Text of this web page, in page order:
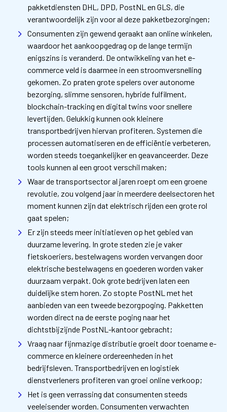
pakketdiensten DHL, DPD, PostNL en GLS, die
verantwoordelijk zijn voor al deze pakketbezorgingen;
Consumenten zijn gewend geraakt aan online winkelen,
waardoor het aankoopgedrag op de lange termijn
enigszins is veranderd. De ontwikkeling van het e-
commerce veld is daarmee in een stroomversnelling
gekomen. Zo praten grote spelers over autonome
bezorging, slimme sensoren, hybride fulfilment,
blockchain-tracking en digital twins voor snellere
levertijden. Gelukkig kunnen ook kleinere
transportbedrijven hiervan profiteren. Systemen die
processen automatiseren en de efficiëntie verbeteren,
worden steeds toegankelijker en geavanceerder. Deze
tools kunnen al een groot verschil maken;
Waar de transportsector al jaren roept om een ​​groene
revolutie, zou volgend jaar in meerdere deelsectoren het
moment kunnen zijn dat elektrisch rijden een grote rol
gaat spelen;
Er zijn steeds meer initiatieven op het gebied van
duurzame levering. In grote steden zie je vaker
fietskoeriers, bestelwagens worden vervangen door
elektrische bestelwagens en goederen worden vaker
duurzaam verpakt. Ook grote bedrijven laten een
duidelijke stem horen. Zo stopte PostNL met het
aanbieden van een tweede bezorgpoging. Pakketten
worden direct na de eerste poging naar het
dichtstbijzijnde PostNL-kantoor gebracht;
Vraag naar fijnmazige distributie groeit door toename e-
commerce en kleinere ordereenheden in het
bedrijfsleven. Transportbedrijven en logistiek
dienstverleners profiteren van groei online verkoop;
Het is geen verrassing dat consumenten steeds
veeleisender worden. Consumenten verwachten